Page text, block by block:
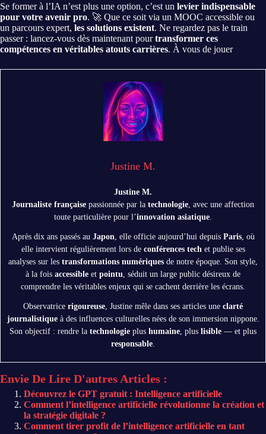
Se former à l’IA n’est plus une option, c’est un levier indispensable
pour votre avenir pro. 🚀 Que ce soit via un MOOC accessible ou
un parcours expert, les solutions existent. Ne regardez pas le train
passer : lancez-vous dès maintenant pourtransformer ces
compétences en véritables atouts carrières. À vous de jouer
Justine M.
Justine M.
Journaliste française passionnée par la technologie , avec une affection
toute particulière pour l’innovation asiatique
Après dix ans passés au Japon , elle officie aujourd’hui depuis Paris, où
elle intervient régulièrement lors de conférences tech et publie ses
analyses sur les transformations numériques de notre époque. Son style,
à la fois accessible et pointu , séduit un large public désireux de
comprendre les véritables enjeux qui se cachent derrière les écrans.
Observatrice rigoureuse , Justine mêle dans ses articles une clarté
journalistiqueà des influences culturelles nées de son immersion nippone.
Son objectif : rendre la technologie plus humaine , plus lisible — et plus
responsable
Envie De Lire D'autres Articles :
Découvrez le GPT gratuit : Intelligence artificielle
Comment l’intelligence artificielle révolutionne la création et
la stratégie digitale ?
Comment tirer profit de l’intelligence artificielle en tant